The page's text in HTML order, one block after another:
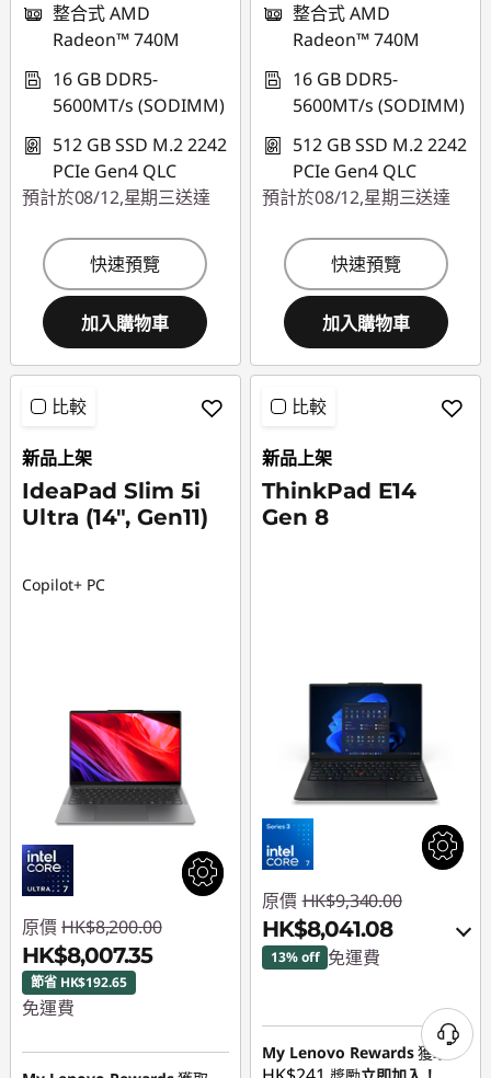
eCoupon limited to
3 units
整合式 AMD
Radeon™ 740M
16 GB DDR5-
5600MT/s (SODIMM)
512 GB SSD M.2 2242
PCIe Gen4 QLC
預計於08/12,星期三送達
快速預覽
加入購物車
eCoupon limited to
3 units
整合式 AMD
Radeon™ 740M
16 GB DDR5-
5600MT/s (SODIMM)
512 GB SSD M.2 2242
PCIe Gen4 QLC
預計於08/12,星期三送達
快速預覽
加入購物車
比較
新品上架
IdeaPad Slim 5i
Ultra (14", Gen11)
Copilot+ PC
原價 HK$8,200.00
HK$8,007.35
節省 HK$192.65
免運費
即省 :-HK$192.65
比較
新品上架
ThinkPad E14
Gen 8
原價 HK$9,340.00
HK$8,041.08
13% off 免運費
My Lenovo Rewards獲取